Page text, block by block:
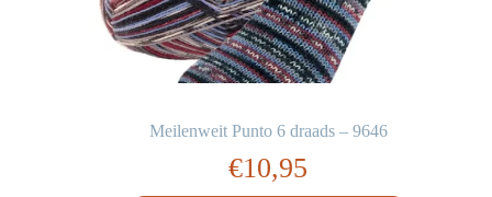
Meilenweit Punto 6 draads – 9646
€10,95